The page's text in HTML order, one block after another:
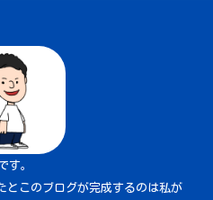
す。
とこのブログが完成するのは私が